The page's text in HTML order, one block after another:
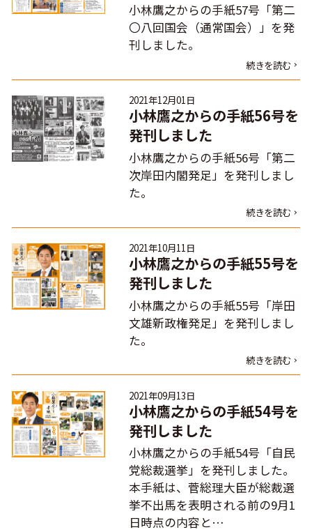
小林鷹之からの手紙57号「第二
〇八回国会（通常国会）」を発
刊しました。
続きを読む
2021年12月01日
小林鷹之からの手紙56号を
発刊しました
小林鷹之からの手紙56号「第二
次岸田内閣発足」を発刊しまし
た。
続きを読む
2021年10月11日
小林鷹之からの手紙55号を
発刊しました
小林鷹之からの手紙55号「岸田
文雄新政権発足」を発刊しまし
た。
続きを読む
2021年09月13日
小林鷹之からの手紙54号を
発刊しました
小林鷹之からの手紙54号「自民
党総裁選挙」を発刊しました。
本手紙は、菅総理大臣が総裁選
挙不出馬を表明される前の9月1
日時点の内容と…